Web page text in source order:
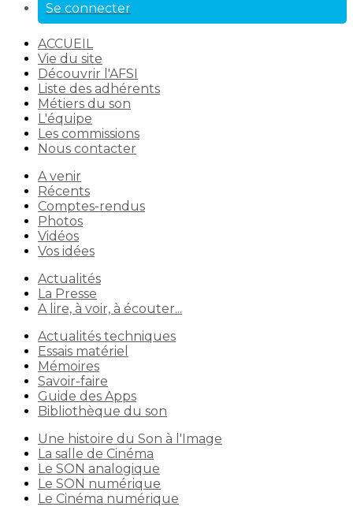
Se connecter
ACCUEIL
Vie du site
Découvrir l'AFSI
Liste des adhérents
Métiers du son
L'équipe
Les commissions
Nous contacter
A venir
Récents
Comptes-rendus
Photos
Vidéos
Vos idées
Actualités
La Presse
A lire, à voir, à écouter...
Actualités techniques
Essais matériel
Mémoires
Savoir-faire
Guide des Apps
Bibliothèque du son
Une histoire du Son à l'Image
La salle de Cinéma
Le SON analogique
Le SON numérique
Le Cinéma numérique